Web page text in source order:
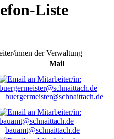
Liste
innen der Verwaltung
Mail
buergermeister@schnaittach.de
bauamt@schnaittach.de